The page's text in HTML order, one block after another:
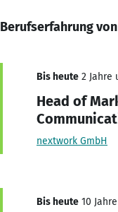
Berufserfahrung
Bis heute 2 Jahre
Head of
nextwork GmbH
Bis heute 10